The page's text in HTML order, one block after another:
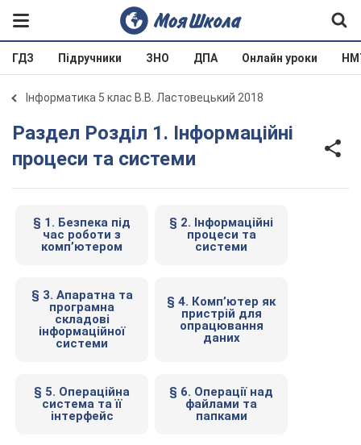
ГДЗ Підручники ЗНО ДПА Онлайн уроки
Інформатика 5 клас В.В. Ластовецький 2018
Раздел Розділ 1. Інформаційні
процеси та системи
§ 1. Безпека під
час роботи з
комп’ютером
§ 2. Інформаційні
процеси та
системи
§ 3. Апаратна та
програмна
складові
інформаційної
системи
§ 4. Комп’ютер як
пристрій для
опрацювання
даних
§ 5. Операційна
система та її
інтерфейс
§ 6. Операції над
файлами та
папками